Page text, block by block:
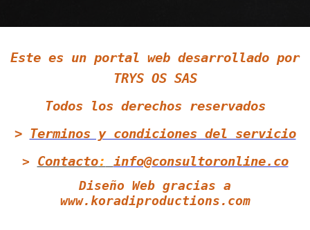
Este es un portal web desarrollado por
TRYS OS SAS
Todos los derechos reservados
> Terminos y condiciones del servicio
> Contacto: info@consultoronline.co
Diseño Web gracias a
www.koradiproductions.com